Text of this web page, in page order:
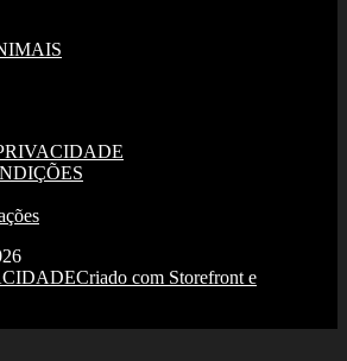
Criado com Storefront e